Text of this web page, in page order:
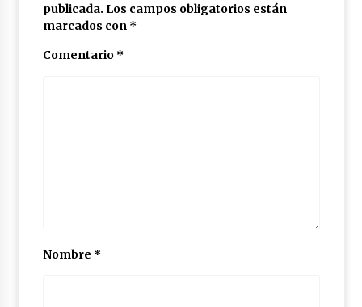
publicada. Los campos obligatorios están
marcados con *
Comentario *
Nombre *